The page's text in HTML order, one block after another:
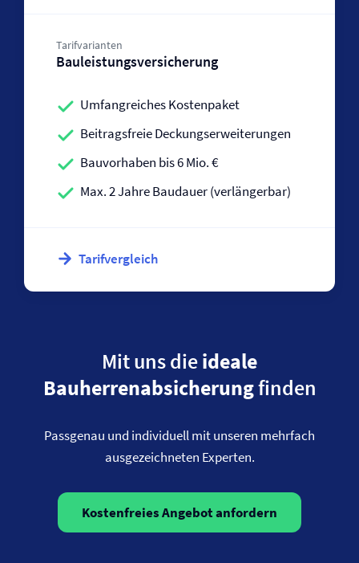
Tarifvarianten
Bauleistungs­versicherung
Umfangreiches Kostenpaket
Beitragsfreie Deckungserweiterungen
Bauvorhaben bis 6 Mio. €
Max. 2 Jahre Baudauer (verlängerbar)
Tarifvergleich
Mit uns dieideale
Bauherrenabsicherungfinden
Passgenau und individuell mit unseren mehrfach
ausgezeichneten Experten.
Kostenfreies Angebot anfordern